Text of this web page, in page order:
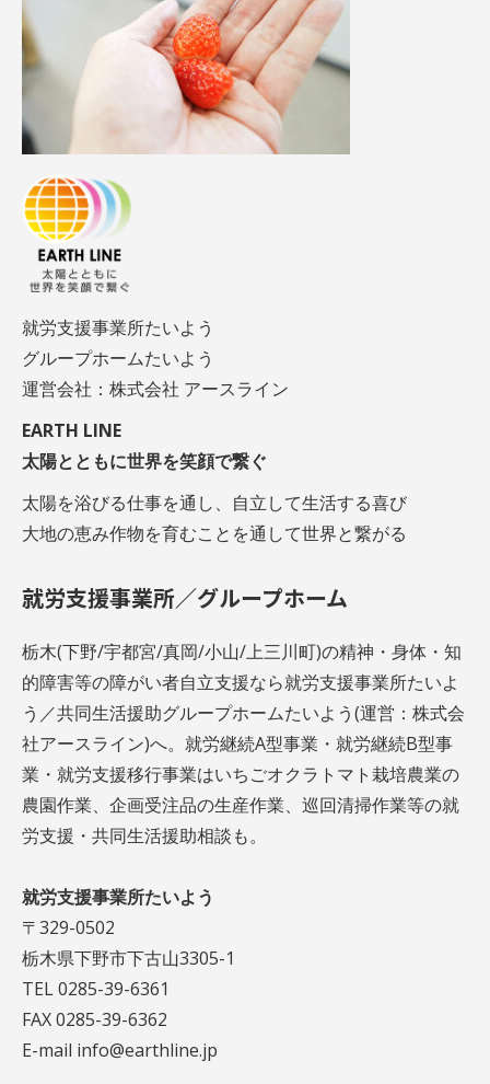
就労支援事業所たいよう
グループホームたいよう
運営会社：株式会社 アースライン
EARTH LINE
太陽とともに世界を笑顔で繋ぐ
太陽を浴びる仕事を通し、自立して生活する喜び
大地の恵み作物を育むことを通して世界と繋がる
就労支援事業所／グループホーム
栃木(下野/宇都宮/真岡/小山/上三川町)の精神・身体・知
的障害等の障がい者自立支援なら就労支援事業所たいよ
う／共同生活援助グループホームたいよう(運営：株式会
社アースライン)へ。就労継続A型事業・就労継続B型事
業・就労支援移行事業はいちごオクラトマト栽培農業の
農園作業、企画受注品の生産作業、巡回清掃作業等の就
労支援・共同生活援助相談も。
就労支援事業所たいよう
〒329-0502
栃木県下野市下古山3305-1
TEL 0285-39-6361
FAX 0285-39-6362
E-mail info@earthline.jp